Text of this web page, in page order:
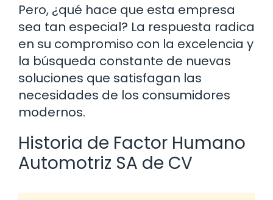
Pero, ¿qué hace que esta empresa
sea tan especial? La respuesta radica
en su compromiso con la excelencia y
la búsqueda constante de nuevas
soluciones que satisfagan las
necesidades de los consumidores
modernos.
Historia de Factor Humano
Automotriz SA de CV